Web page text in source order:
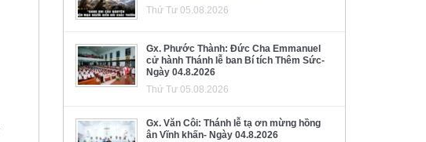
Thứ Tư 05.08.2026
Gx. Phước Thành: Đức Cha Emmanuel
cử hành Thánh lễ ban Bí tích Thêm Sức-
Ngày 04.8.2026
Thứ Tư 05.08.2026
Gx. Văn Côi: Thánh lễ tạ ơn mừng hồng
ân Vĩnh khấn- Ngày 04.8.2026